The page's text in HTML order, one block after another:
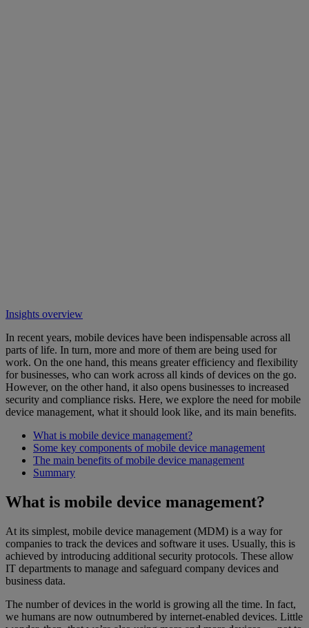
Insights overview
In recent years, mobile devices have been indispensable across all
parts of life. In turn, more and more of them are being used for
work. On the one hand, this means greater efficiency and flexibility
for businesses, who can work across all kinds of devices on the go.
However, on the other hand, it also opens businesses to increased
security and compliance risks. Here, we explore the need for mobile
device management, what it should look like, and its main benefits.
What is mobile device management?
Some key components of mobile device management
The main benefits of mobile device management
Summary
What is mobile device management?
At its simplest, mobile device management (MDM) is a way for
companies to track the devices and software it uses. Usually, this is
achieved by introducing additional security protocols. These allow
IT departments to manage and safeguard company devices and
business data.
The number of devices in the world is growing all the time. In fact,
we humans are now outnumbered by internet-enabled devices. Little